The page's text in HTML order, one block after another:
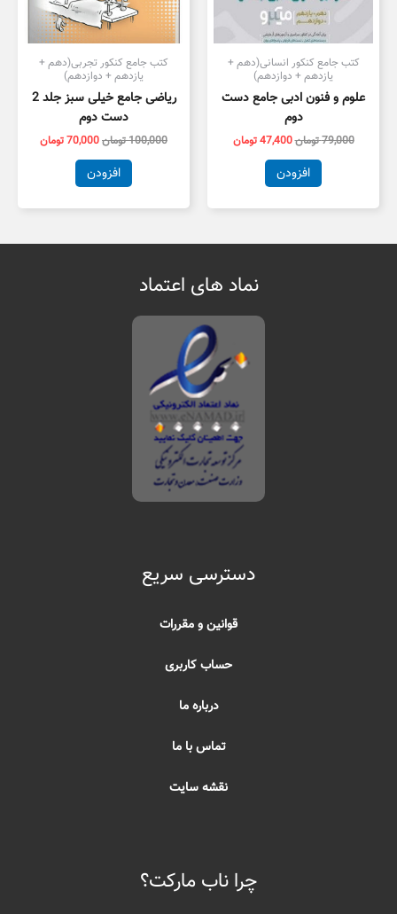
کتب جامع کنکور انسانی(دهم +
یازدهم + دوازدهم)
علوم و فنون ادبی جامع دست
دوم
79,000تومان47,400تومان
افزودن
کتب جامع کنکور تجربی(دهم +
یازدهم + دوازدهم)
ریاضی جامع خیلی سبز جلد 2
دست دوم
100,000تومان70,000تومان
افزودن
نماد های اعتماد
دسترسی سریع
قوانین و مقررات
حساب کاربری
درباره ما
تماس با ما
نقشه سایت
چرا ناب مارکت؟